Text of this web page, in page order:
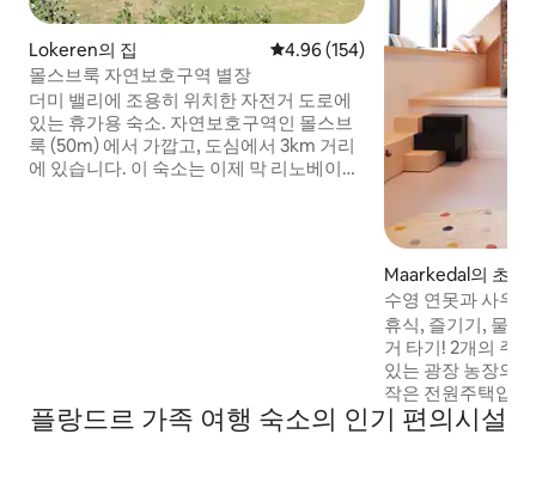
Lokeren의 집 평점 4.96점(5점 만점), 후기 154
4.96 (154)
몰스브룩 자연보호구역 별장
더미 밸리에 조용히 위치한 자전거 도로에
있는 휴가용 숙소. 자연보호구역인 몰스브
룩 (50m) 에서 가깝고, 도심에서 3km 거리
에 있습니다. 이 숙소는 이제 막 리노베이션
Maarkedal의 초소
수영 연못과 사우
름다운 별장
휴식, 즐기기, 물놀
거 타기! 2개의 주택이 있는 주택가 마당에
있는 광장 농장의
작은 전원주택입니다. 공용 마당에
화 사이로 휴식을 취해보
책을 즐기거나 사
플랑드르 가족 여행 숙소의 인기 편의시설